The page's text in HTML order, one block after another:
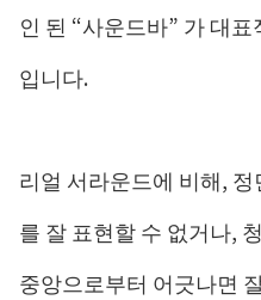
인 된 “사운드바” 가 대
입니다.
리얼 서라운드에 비해,
를 잘 표현할 수 없거나,
중앙으로부터 어긋나면